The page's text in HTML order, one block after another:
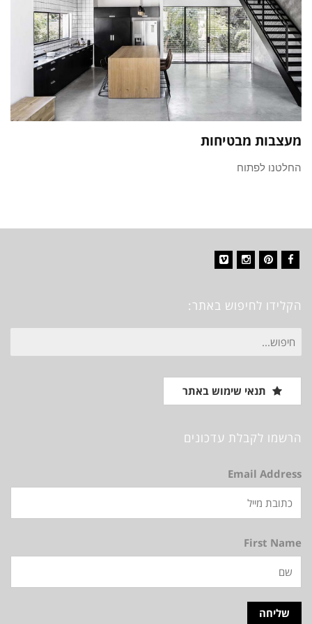
מעצבות מבטיחות
החלטנו לפתוח
הקלידו לחיפוש באתר:
חיפוש
עבור:
תנאי שימוש באתר
הרשמו לקבלת עדכונים
Email Address
First Name